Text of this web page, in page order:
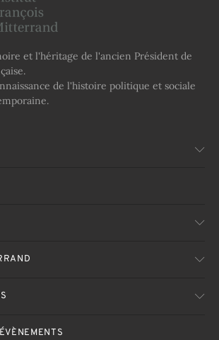
et l'héritage de l'ancien Président de
de l'histoire politique et sociale